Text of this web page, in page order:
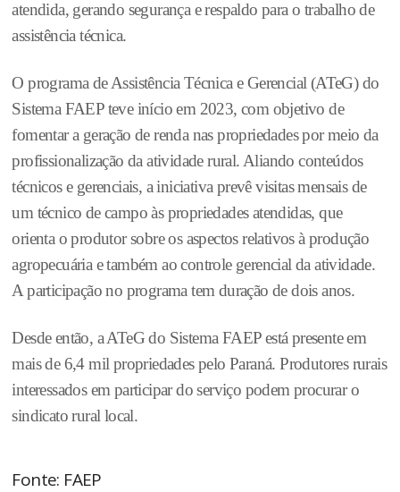
atendida, gerando segurança e respaldo para o trabalho de
assistência técnica.
O programa de Assistência Técnica e Gerencial (ATeG) do
Sistema FAEP teve início em 2023, com objetivo de
fomentar a geração de renda nas propriedades por meio da
profissionalização da atividade rural. Aliando conteúdos
técnicos e gerenciais, a iniciativa prevê visitas mensais de
um técnico de campo às propriedades atendidas, que
orienta o produtor sobre os aspectos relativos à produção
agropecuária e também ao controle gerencial da atividade.
A participação no programa tem duração de dois anos.
Desde então, a ATeG do Sistema FAEP está presente em
mais de 6,4 mil propriedades pelo Paraná. Produtores rurais
interessados em participar do serviço podem procurar o
sindicato rural local.
Fonte: FAEP